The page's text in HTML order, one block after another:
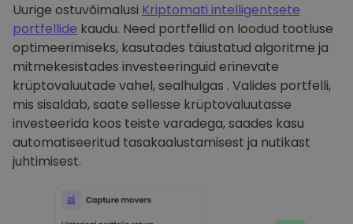
Uurige ostuvõimalusi Kriptomati intelligentsete
portfellide kaudu. Need portfellid on loodud tootluse
optimeerimiseks, kasutades täiustatud algoritme ja
mitmekesistades investeeringuid erinevate
krüptovaluutade vahel, sealhulgas . Valides portfelli,
mis sisaldab, saate sellesse krüptovaluutasse
investeerida koos teiste varadega, saades kasu
automatiseeritud tasakaalustamisest ja nutikast
juhtimisest.